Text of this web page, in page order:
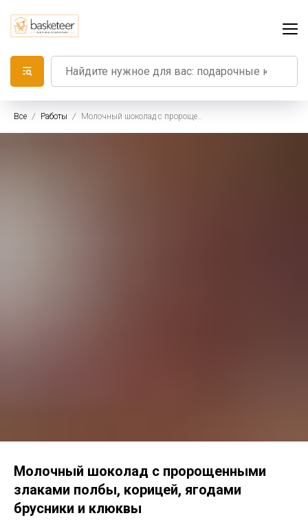
Все Работы Молочный шоколад с пророщенными злаками полбы, корицей, ягодами брусники и клюквы
Молочный шоколад с пророщенными
злаками полбы, корицей, ягодами
брусники и клюквы